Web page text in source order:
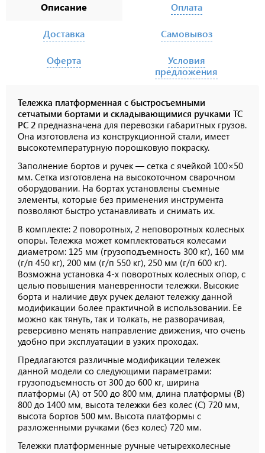
Описание
Тележка платформенная с быстросъемными
сетчатыми бортами и складывающимися ручками ТС
РС 2 предназначена для перевозки габаритных грузов.
Она изготовлена из конструкционной стали, имеет
высокотемпературную порошковую покраску.
Заполнение бортов и ручек — сетка с ячейкой 100×50
мм. Сетка изготовлена на высокоточном сварочном
оборудовании. На бортах установлены съемные
элементы, которые без применения инструмента
позволяют быстро устанавливать и снимать их.
В комплекте: 2 поворотных, 2 неповоротных колесных
опоры. Тележка может комплектоваться колесами
диаметром: 125 мм (грузоподъемность 300 кг), 160 мм
(г/п 450 кг), 200 мм (г/п 550 кг), 250 мм (г/п 600 кг).
Возможна установка 4-х поворотных колесных опор, с
целью повышения маневренности тележки. Высокие
борта и наличие двух ручек делают тележку данной
модификации более практичной в использовании. Ее
можно как тянуть, так и толкать, не разворачивая,
реверсивно менять направление движения, что очень
удобно при эксплуатации в узких проходах.
Предлагаются различные модификации тележек
данной модели со следующими параметрами:
грузоподъемность от 300 до 600 кг, ширина
платформы (А) от 500 до 800 мм, длина платформы (В)
800 до 1400 мм, высота тележки без колес (С) 720 мм,
высота бортов 500 мм. Высота платформы с
разложенными ручками (без колес) 720 мм.
Тележки платформенные ручные четырехколесные
Оплата
Доставка Самовывоз
Оферта
Условия
предложения